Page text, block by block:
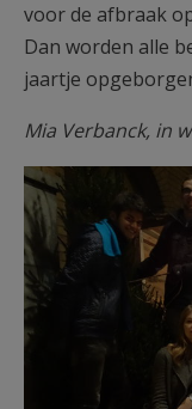
voor de afbraak
Dan worden alle
jaartje
Mia Verbanck, in